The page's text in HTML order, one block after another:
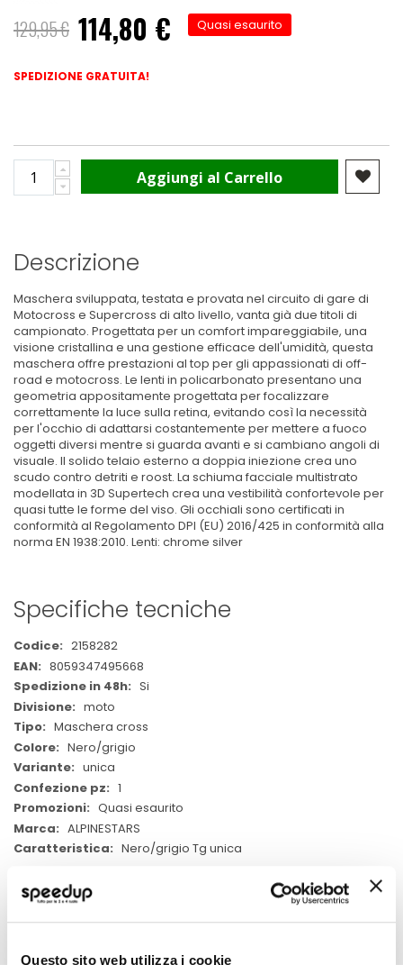
Questo sito web utilizza i cookie
129,95 € Prezzo
speciale
114,80 € Quasi esaurito
SPEDIZIONE GRATUITA!
Aggiungi al Carrello
Descrizione
Maschera sviluppata, testata e provata nel circuito di gare di
Motocross e Supercross di alto livello, vanta già due titoli di
campionato. Progettata per un comfort impareggiabile, una
visione cristallina e una gestione efficace dell'umidità, questa
maschera offre prestazioni al top per gli appassionati di off-
road e motocross. Le lenti in policarbonato presentano una
geometria appositamente progettata per focalizzare
correttamente la luce sulla retina, evitando così la necessità
per l'occhio di adattarsi costantemente per mettere a fuoco
oggetti diversi mentre si guarda avanti e si cambiano angoli di
visuale. Il solido telaio esterno a doppia iniezione crea uno
scudo contro detriti e roost. La schiuma facciale multistrato
modellata in 3D Supertech crea una vestibilità confortevole per
quasi tutte le forme del viso. Gli occhiali sono certificati in
conformità al Regolamento DPI (EU) 2016/425 in conformità alla
norma EN 1938:2010. Lenti: chrome silver
Specifiche tecniche
Maggiori
Informazioni
2158282
8059347495668
Si
moto
Maschera cross
Nero/grigio
unica
1
Quasi esaurito
ALPINESTARS
Nero/grigio Tg unica